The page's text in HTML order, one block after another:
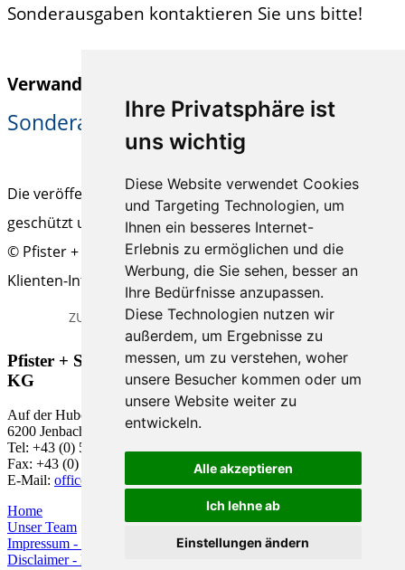
Ihre Privatsphäre ist
uns wichtig
Diese Website verwendet Cookies
und Targeting Technologien, um
Ihnen ein besseres Internet-
Erlebnis zu ermöglichen und die
Werbung, die Sie sehen, besser an
Ihre Bedürfnisse anzupassen.
Diese Technologien nutzen wir
außerdem, um Ergebnisse zu
messen, um zu verstehen, woher
unsere Besucher kommen oder um
unsere Website weiter zu
entwickeln.
Alle akzeptieren
Ich lehne ab
Einstellungen ändern
Sonderausgaben kontaktieren Sie uns bitte!
Verwandte Themen:
Sonderausgabe
Die veröffentlichten Beiträge sind urheberrechtlich
geschützt und ohne Gewähr.
© Pfister + Schwaiger Steuerberatungs-GmbH & Co KG |
Klienten-Info
ZURÜCK DRUCK - ANSICHT ARTIKEL EMPFEHLEN
Pfister + Schwaiger Steuerberatungs-GmbH & Co
KG
Auf der Huben 1
6200 Jenbach
Tel: +43 (0) 5244 63 818-0
Fax: +43 (0) 5244 63 818 -18
E-Mail: office@pfister.co.at
Home
Unser Team
Impressum - Datenschutz
Disclaimer - Haftungsausschluss